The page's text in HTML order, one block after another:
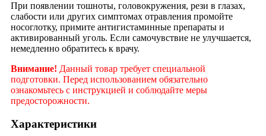
При появлении тошноты, головокружения, рези в глазах,
слабости или других симптомах отравления промойте
носоглотку, примите антигистаминные препараты и
активированный уголь. Если самочувствие не улучшается,
немедленно обратитесь к врачу.
Внимание! Данный товар требует специальной
подготовки. Перед использованием обязательно
ознакомьтесь с инструкцией и соблюдайте меры
предосторожности.
Характеристики